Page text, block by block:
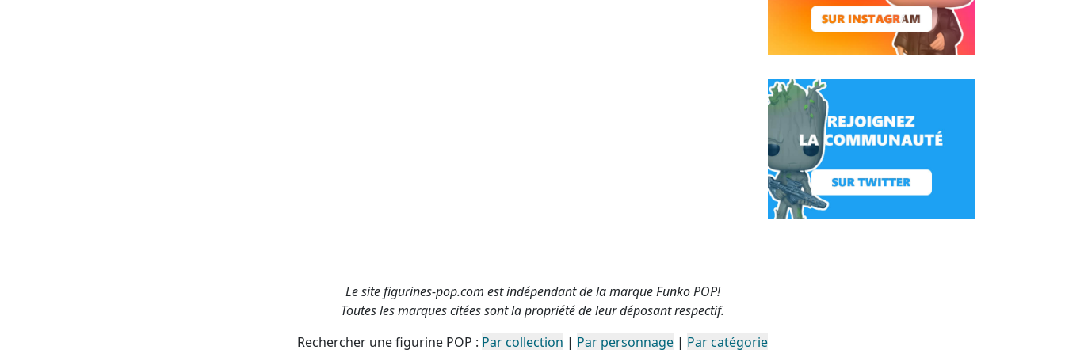
Le site figurines-pop.com est indépendant de la marque Funko POP!
Toutes les marques citées sont la propriété de leur déposant respectif.
Rechercher une figurine POP : Par collection | Par personnage | Par catégorie